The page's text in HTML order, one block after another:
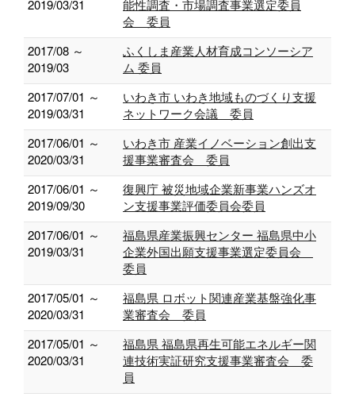
2019/03/31
能性調査・市場調査事業選定委員
会 委員
2017/08 ～
2019/03
ふくしま産業人材育成コンソーシア
ム 委員
2017/07/01 ～
2019/03/31
いわき市 いわき地域ものづくり支援
ネットワーク会議 委員
2017/06/01 ～
2020/03/31
いわき市 産業イノベーション創出支
援事業審査会 委員
2017/06/01 ～
2019/09/30
復興庁 被災地域企業新事業ハンズオ
ン支援事業評価委員会委員
2017/06/01 ～
2019/03/31
福島県産業振興センター 福島県中小
企業外国出願支援事業選定委員会
委員
2017/05/01 ～
2020/03/31
福島県 ロボット関連産業基盤強化事
業審査会 委員
2017/05/01 ～
2020/03/31
福島県 福島県再生可能エネルギー関
連技術実証研究支援事業審査会 委
員